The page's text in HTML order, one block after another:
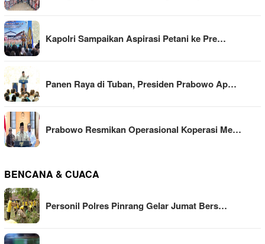
Kapolri Sampaikan Aspirasi Petani ke Pre…
Panen Raya di Tuban, Presiden Prabowo Ap…
Prabowo Resmikan Operasional Koperasi Me…
BENCANA & CUACA
Personil Polres Pinrang Gelar Jumat Bers…